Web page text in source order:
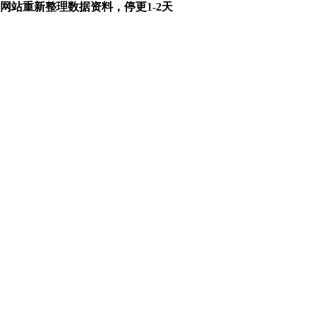
网站重新整理数据资料，停更1-2天